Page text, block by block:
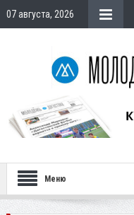
07 августа, 2026
Меню